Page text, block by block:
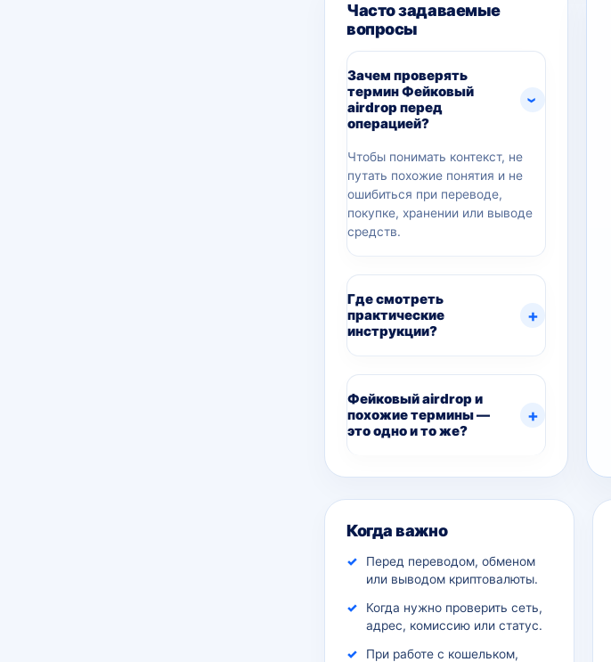
Часто задаваемые
вопросы
Зачем проверять
термин Фейковый
airdrop перед
операцией?
Чтобы понимать контекст, не
путать похожие понятия и не
ошибиться при переводе,
покупке, хранении или выводе
средств.
Где смотреть
практические
инструкции?
Фейковый airdrop и
похожие термины —
это одно и то же?
Дополнительный контекст
Когда важно
Перед переводом, обменом
или выводом криптовалюты.
Когда нужно проверить сеть,
адрес, комиссию или статус.
При работе с кошельком,